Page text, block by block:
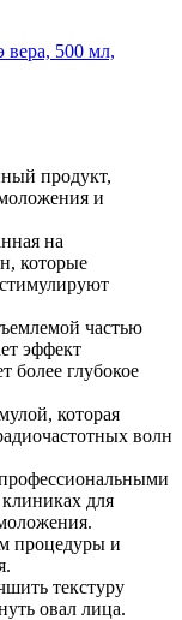
вера, 500 мл,
продукт,
и
на
которые
частью
эффект
более глубокое
которая
волн
для
процедуры и
текстуру
овал лица.